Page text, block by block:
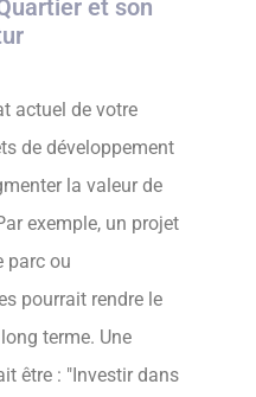
et son
actuel de votre
de développement
la valeur de
exemple, un projet
parc ou
pourrait rendre le
terme. Une
être :
Investir dans